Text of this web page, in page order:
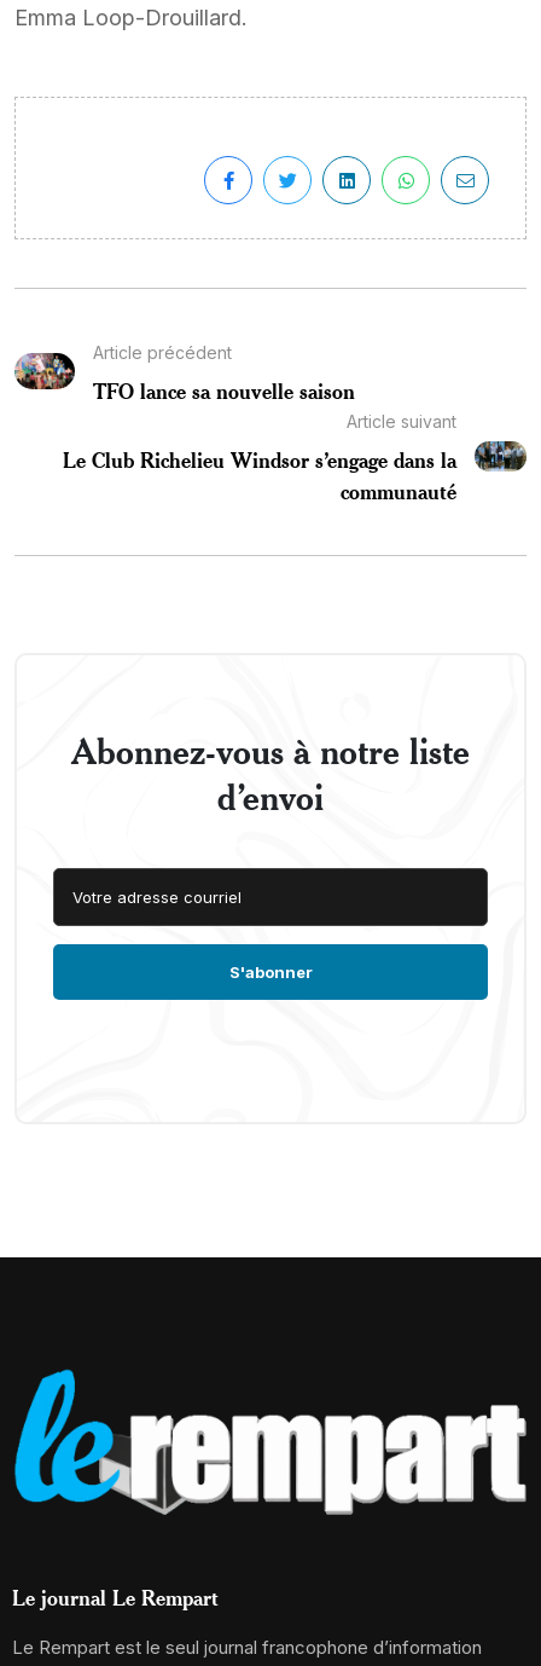
Emma Loop-Drouillard.
Article précédent
TFO lance sa nouvelle saison
Article suivant
Le Club Richelieu Windsor s’engage dans la
communauté
Abonnez-vous à notre liste
d’envoi
Le journal Le Rempart
Le Rempart est le seul journal francophone d’information